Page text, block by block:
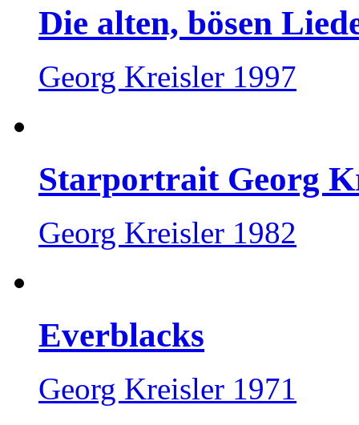
Die alten, bösen
Georg Kreisler 1997
Starportrait Georg
Georg Kreisler 1982
Everblacks
Georg Kreisler 1971